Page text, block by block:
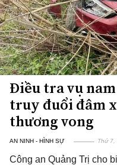
Điều tra vụ
truy đuổi đâm
thương vong
AN NINH - HÌNH SỰ Thứ 7,
Công an Quảng Trị cho